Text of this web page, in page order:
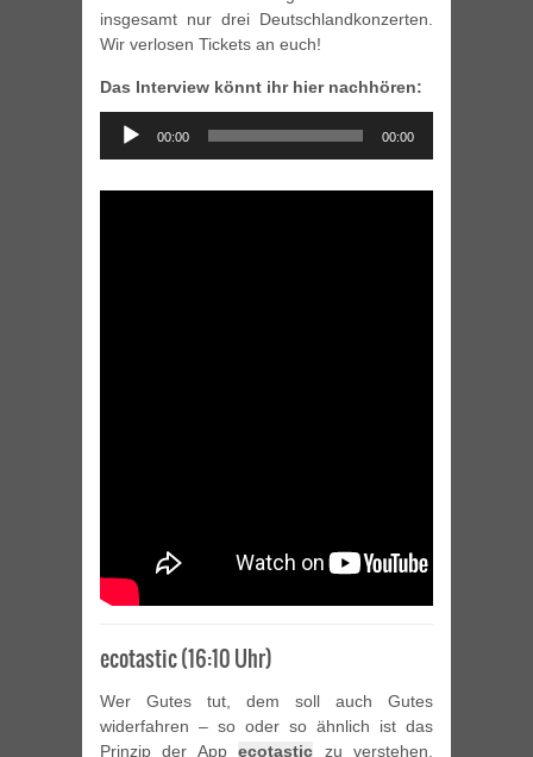
insgesamt nur drei Deutschlandkonzerten.
Wir verlosen Tickets an euch!
Das Interview könnt ihr hier nachhören:
Audio
Player
00:00 00:00
ecotastic (16:10 Uhr)
Wer Gutes tut, dem soll auch Gutes
widerfahren – so oder so ähnlich ist das
Prinzip der Appecotastic zu verstehen.